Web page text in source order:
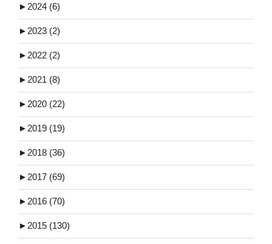
►2024 (6)
►2023 (2)
►2022 (2)
►2021 (8)
►2020 (22)
►2019 (19)
►2018 (36)
►2017 (69)
►2016 (70)
►2015 (130)